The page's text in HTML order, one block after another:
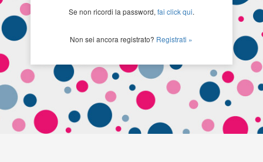
Se non ricordi la password, fai click qui.
Non sei ancora registrato? Registrati »